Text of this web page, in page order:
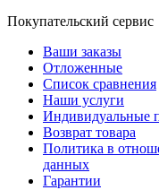
Покупательский сервис
Ваши заказы
Отложенные
Список сравнения
Наши услуги
Индивидуальные
Возврат товара
Политика в
данных
Гарантии